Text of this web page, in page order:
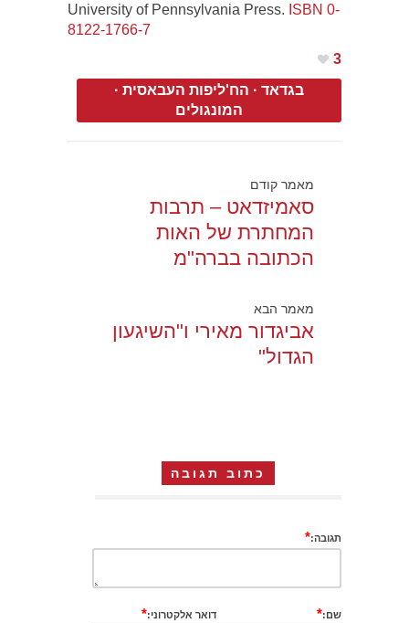
University of Pennsylvania Press. ISBN 0-
8122-1766-7
3
בגדאד · הח'ליפות העבאסית ·
המונגולים
מאמר קודם
סאמיזדאט – תרבות
המחתרת של האות
הכתובה בברה"מ
מאמר הבא
אביגדור מאירי ו"השיגעון
הגדול"
כתוב תגובה
תגובה:*
שם:* דואר אלקטרוני:*